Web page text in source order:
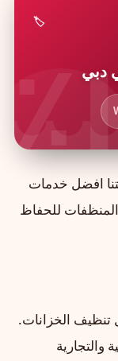
🏷️
دبي
افضل خدمات
للحفاظ
الخزانات.
والتجارية